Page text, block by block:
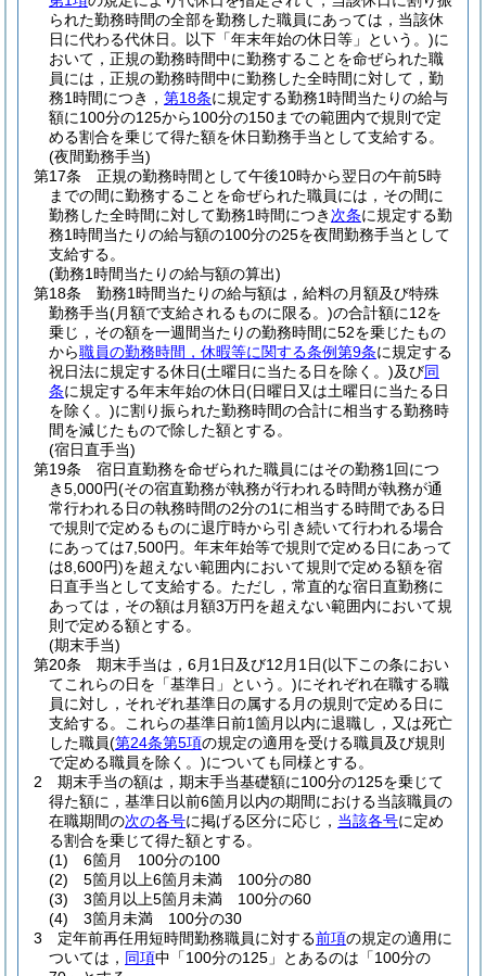
られた勤務時間の全部を勤務した職員にあっては，当該休
日に代わる代休日。以下「年末年始の休日等」という。)に
おいて，正規の勤務時間中に勤務することを命ぜられた職
員には，正規の勤務時間中に勤務した全時間に対して，勤
務1時間につき， 第18条に規定する勤務1時間当たりの給与
額に100分の125から100分の150までの範囲内で規則で定
める割合を乗じて得た額を休日勤務手当として支給する。
(夜間勤務手当)
第17条
正規の勤務時間として午後10時から翌日の午前5時
までの間に勤務することを命ぜられた職員には，その間に
勤務した全時間に対して勤務1時間につき 次条に規定する勤
務1時間当たりの給与額の100分の25を夜間勤務手当として
支給する。
(勤務1時間当たりの給与額の算出)
第18条
勤務1時間当たりの給与額は，給料の月額及び特殊
勤務手当(月額で支給されるものに限る。)の合計額に12を
乗じ，その額を一週間当たりの勤務時間に52を乗じたもの
から職員の勤務時間，休暇等に関する条例第9条に規定する
祝日法に規定する休日(土曜日に当たる日を除く。)及び同
条に規定する年末年始の休日(日曜日又は土曜日に当たる日
を除く。)に割り振られた勤務時間の合計に相当する勤務時
間を減じたもので除した額とする。
(宿日直手当)
第19条
宿日直勤務を命ぜられた職員にはその勤務1回につ
き5,000円(その宿直勤務が執務が行われる時間が執務が通
常行われる日の執務時間の2分の1に相当する時間である日
で規則で定めるものに退庁時から引き続いて行われる場合
にあっては7,500円。年末年始等で規則で定める日にあって
は8,600円)を超えない範囲内において規則で定める額を宿
日直手当として支給する。 ただし，常直的な宿日直勤務に
あっては，その額は月額3万円を超えない範囲内において規
則で定める額とする。
(期末手当)
第20条
期末手当は，6月1日及び12月1日(以下この条におい
てこれらの日を「基準日」という。)にそれぞれ在職する職
員に対し，それぞれ基準日の属する月の規則で定める日に
支給する。
これらの基準日前1箇月以内に退職し，又は死亡
した職員(第24条第5項の規定の適用を受ける職員及び規則
で定める職員を除く。)についても同様とする。
2
期末手当の額は，期末手当基礎額に100分の125を乗じて
得た額に，基準日以前6箇月以内の期間における当該職員の
在職期間の次の各号に掲げる区分に応じ， 当該各号に定め
る割合を乗じて得た額とする。
(1)
6箇月 100分の100
(2)
5箇月以上6箇月未満 100分の80
(3)
3箇月以上5箇月未満 100分の60
(4)
3箇月未満 100分の30
3
定年前再任用短時間勤務職員に対する前項の規定の適用に
ついては， 同項中「100分の125」とあるのは「100分の